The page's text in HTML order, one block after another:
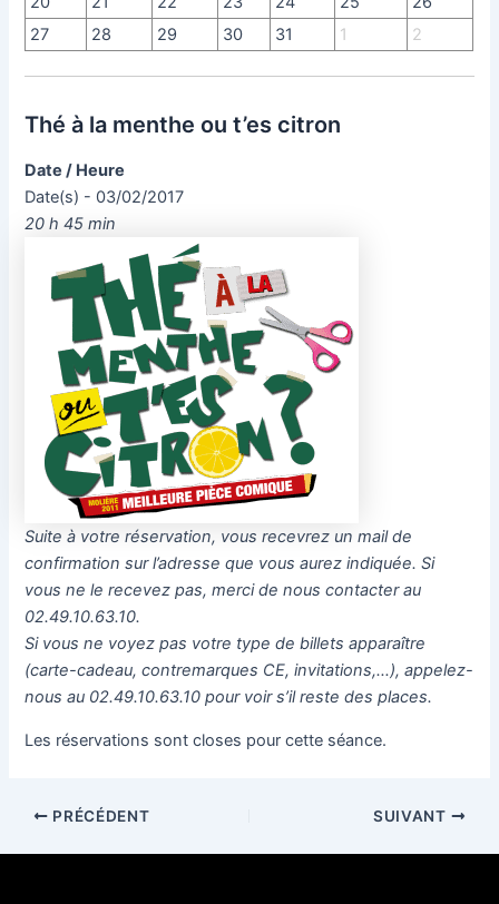
27
28 29 30 31 1 2
Thé à la menthe ou t’es citron
Date / Heure
Date(s) - 03/02/2017
20 h 45 min
Suite à votre réservation, vous recevrez un mail de
confirmation sur l’adresse que vous aurez indiquée. Si
vous ne le recevez pas, merci de nous contacter au
02.49.10.63.10.
Si vous ne voyez pas votre type de billets apparaître
(carte-cadeau, contremarques CE, invitations,…), appelez-
nous au 02.49.10.63.10 pour voir s’il reste des places.
Les réservations sont closes pour cette séance.
PRÉCÉDENT SUIVANT